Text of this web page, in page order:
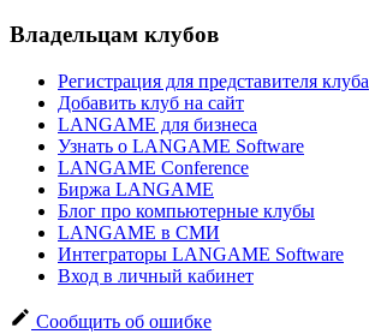
Владельцам клубов
Регистрация для представителя клуба
Добавить клуб на сайт
LANGAME для бизнеса
Узнать о LANGAME Software
LANGAME Conference
Биржа LANGAME
Блог про компьютерные клубы
LANGAME в СМИ
Интеграторы LANGAME Software
Вход в личный кабинет
Сообщить об ошибке